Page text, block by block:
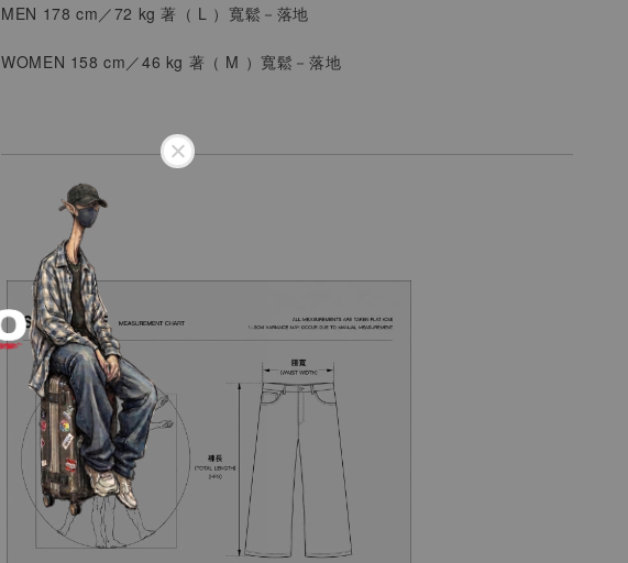
MEN 178 cm／72 kg 著（ L ）寬鬆 － 落地
WOMEN 158 cm／46 kg 著（ M ）寬鬆－落地